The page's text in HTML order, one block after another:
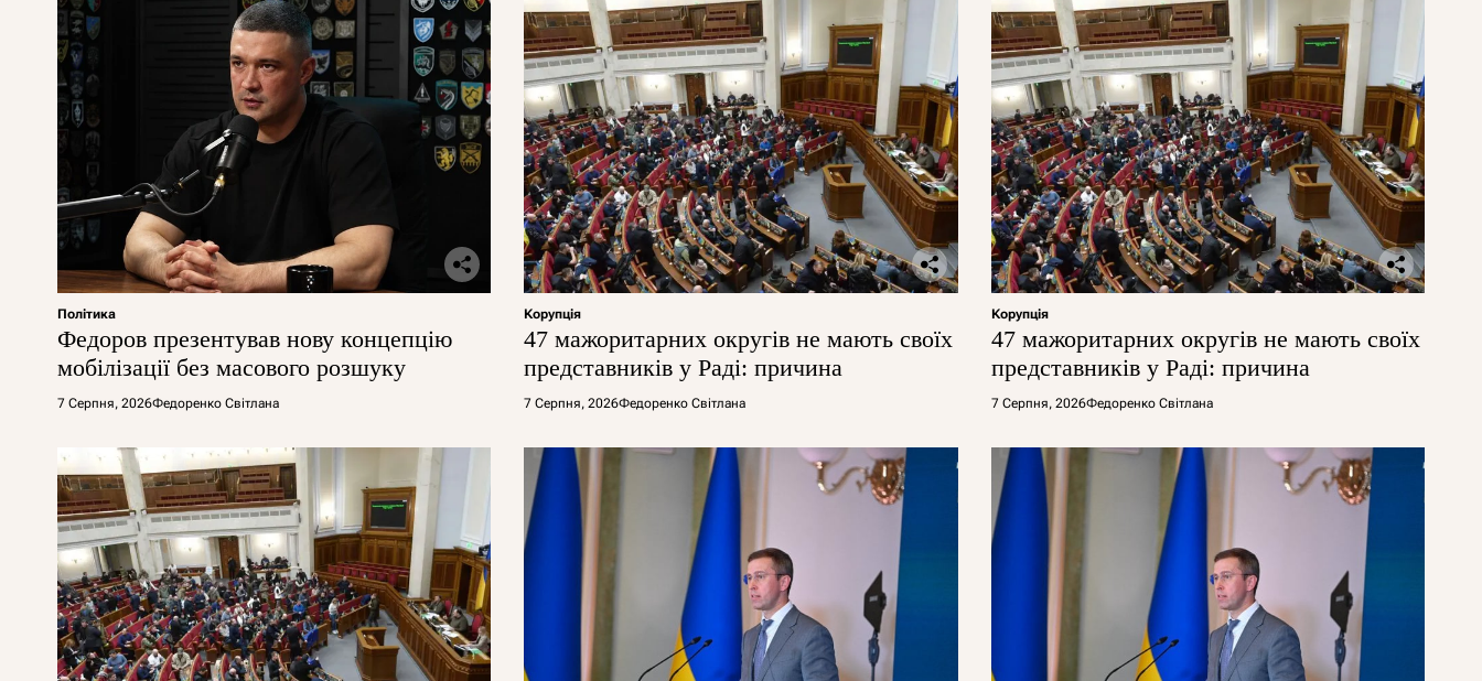
Політика
Федоров презентував нову концепцію
мобілізації без масового розшуку
7 Серпня, 2026Федоренко Світлана
Корупція
47 мажоритарних округів не мають своїх
представників у Раді: причина
7 Серпня, 2026Федоренко Світлана
Корупція
47 мажоритарних округів не мають своїх
представників у Раді: причина
7 Серпня, 2026Федоренко Світлана